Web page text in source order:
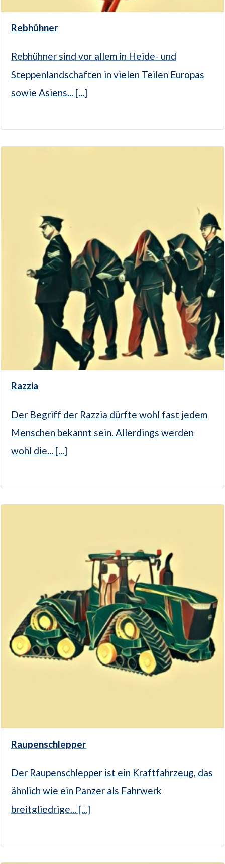
Rebhühner
Rebhühner sind vor allem in Heide- und
Steppenlandschaften in vielen Teilen Europas
sowie Asiens... [...]
Razzia
Der Begriff der Razzia dürfte wohl fast jedem
Menschen bekannt sein. Allerdings werden
wohl die... [...]
Raupenschlepper
Der Raupenschlepper ist ein Kraftfahrzeug, das
ähnlich wie ein Panzer als Fahrwerk
breitgliedrige... [...]